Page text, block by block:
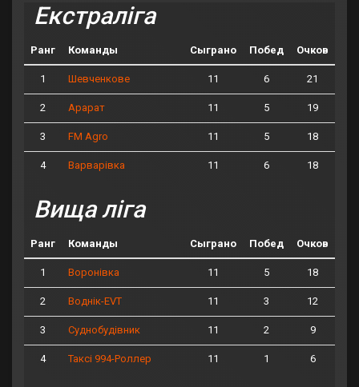
Екстраліга
Ранг Команды Сыграно Побед Очков
1 Шевченкове 11 6 21
2 Арарат 11 5 19
3 FM Agro 11 5 18
4 Варварівка 11 6 18
Вища ліга
Ранг Команды Сыграно Побед Очков
1 Воронівка 11 5 18
2 Воднік-EVT 11 3 12
3 Суднобудівник 11 2 9
4 Таксі 994-Роллер 11 1 6